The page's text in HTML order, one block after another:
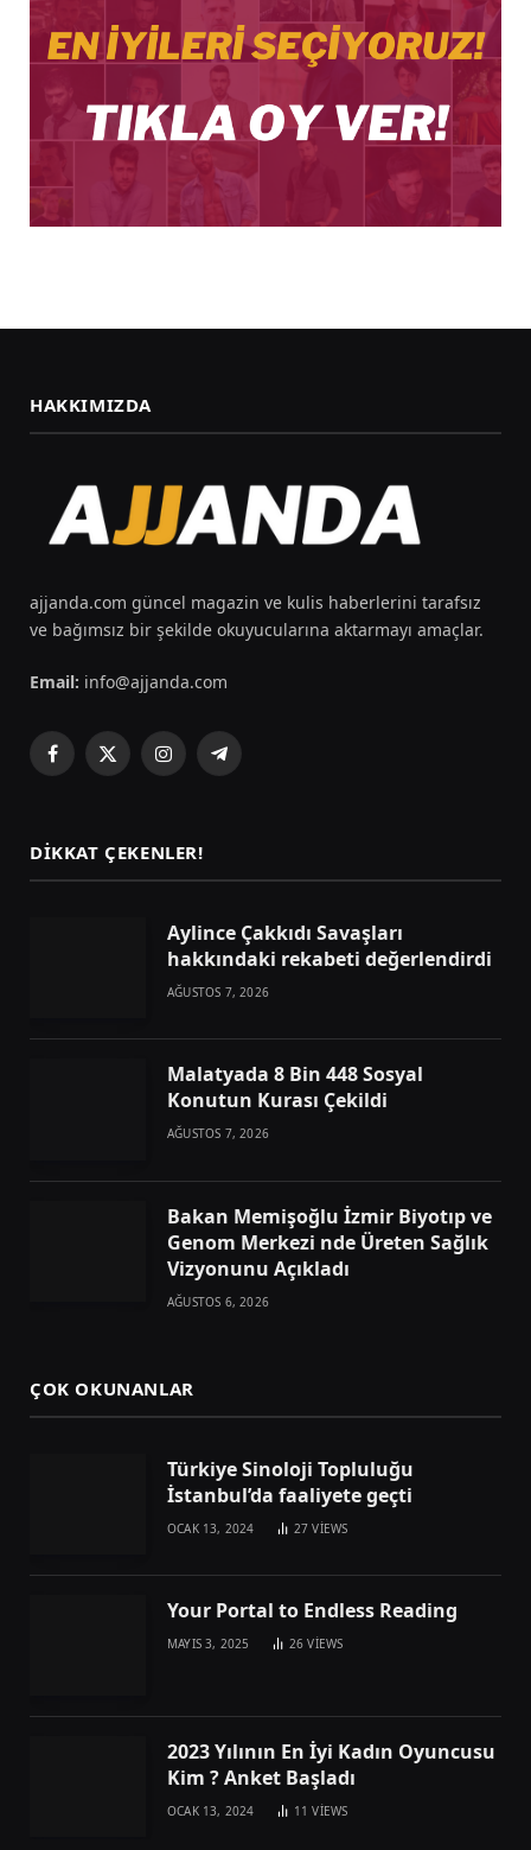
HAKKIMIZDA
ajjanda.com güncel magazin ve kulis haberlerini tarafsız
ve bağımsız bir şekilde okuyucularına aktarmayı amaçlar.
Email: info@ajjanda.com
Facebook
X
InstagramTelegram
DIKKAT ÇEKENLER!
Aylince Çakkıdı Savaşları
hakkındaki rekabeti değerlendirdi
AĞUSTOS 7, 2026
Malatyada 8 Bin 448 Sosyal
Konutun Kurası Çekildi
AĞUSTOS 7, 2026
Bakan Memişoğlu İzmir Biyotıp ve
Genom Merkezi nde Üreten Sağlık
Vizyonunu Açıkladı
AĞUSTOS 6, 2026
ÇOK OKUNANLAR
Türkiye Sinoloji Topluluğu
İstanbul’da faaliyete geçti
OCAK 13, 2024 27VIEWS
Your Portal to Endless Reading
MAYIS 3, 2025 26VIEWS
2023 Yılının En İyi Kadın Oyuncusu
Kim ? Anket Başladı
OCAK 13, 2024 11VIEWS